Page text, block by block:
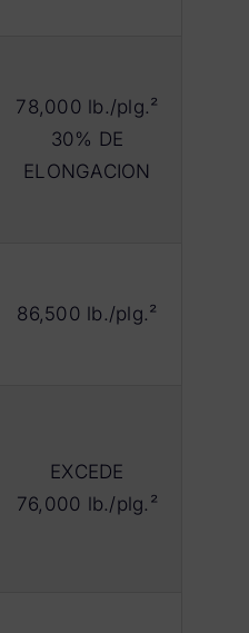
78,000 lb./plg.²
30% DE
ELONGACION
86,500 lb./plg.²
EXCEDE
76,000 lb./plg.²